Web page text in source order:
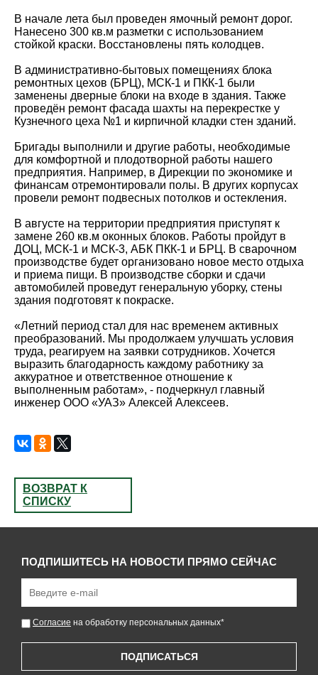
В начале лета был проведен ямочный ремонт дорог.
Нанесено 300 кв.м разметки с использованием
стойкой краски. Восстановлены пять колодцев.
В административно-бытовых помещениях блока
ремонтных цехов (БРЦ), МСК-1 и ПКК-1 были
заменены дверные блоки на входе в здания. Также
проведён ремонт фасада шахты на перекрестке у
Кузнечного цеха №1 и кирпичной кладки стен зданий.
Бригады выполнили и другие работы, необходимые
для комфортной и плодотворной работы нашего
предприятия. Например, в Дирекции по экономике и
финансам отремонтировали полы. В других корпусах
провели ремонт подвесных потолков и остекления.
В августе на территории предприятия приступят к
замене 260 кв.м оконных блоков. Работы пройдут в
ДОЦ, МСК-1 и МСК-3, АБК ПКК-1 и БРЦ. В сварочном
производстве будет организовано новое место отдыха
и приема пищи. В производстве сборки и сдачи
автомобилей проведут генеральную уборку, стены
здания подготовят к покраске.
«Летний период стал для нас временем активных
преобразований. Мы продолжаем улучшать условия
труда, реагируем на заявки сотрудников. Хочется
выразить благодарность каждому работнику за
аккуратное и ответственное отношение к
выполненным работам», - подчеркнул главный
инженер ООО «УАЗ» Алексей Алексеев.
ВОЗВРАТ К
СПИСКУ
ПОДПИШИТЕСЬ НА НОВОСТИ ПРЯМО СЕЙЧАС
ПОДПИСАТЬСЯ
Согласие на обработку персональных данных*